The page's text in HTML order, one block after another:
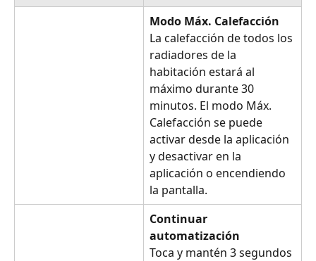
Modo Máx. Calefacción
La calefacción de todos los
radiadores de la
habitación estará al
máximo durante 30
minutos. El modo Máx.
Calefacción se puede
activar desde la aplicación
y desactivar en la
aplicación o encendiendo
la pantalla.
Continuar
automatización
Toca y mantén 3 segundos